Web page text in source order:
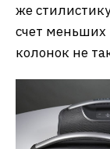
же
счет меньших
колонок не